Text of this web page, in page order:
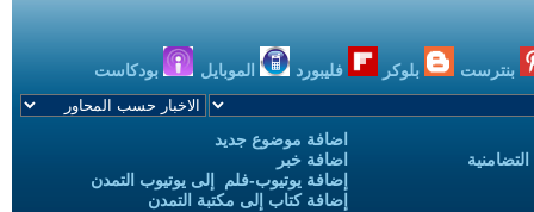
بنترست بلوكر فليبورد الموبايل بودكاست
اضافة موضوع جديد
اضافة خبر
إضافة يوتيوب-فلم إلى يوتيوب التمدن
إضافة كتاب إلى مكتبة التمدن